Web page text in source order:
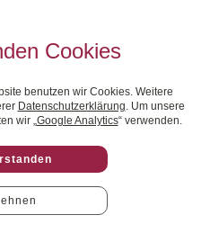
Cookies
benutzen wir Cookies. Weitere
Datenschutzerklärung. Um unsere
wir „Google Analytics“ verwenden.